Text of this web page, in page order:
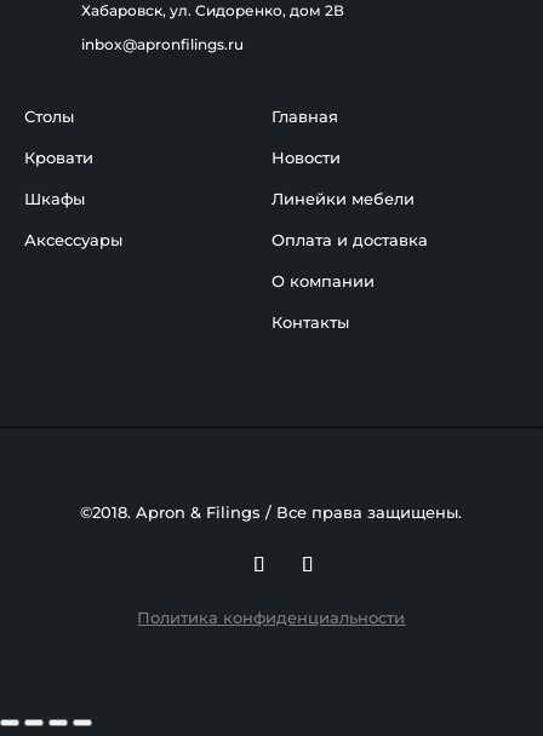
Хабаровск, ул. Сидоренко, дом 2В
inbox@apronfilings.ru
Столы
Кровати
Шкафы
Аксессуары
Главная
Новости
Линейки мебели
Оплата и доставка
О компании
Контакты
©2018. Apron & Filings / Все права защищены.
Политика конфиденциальности